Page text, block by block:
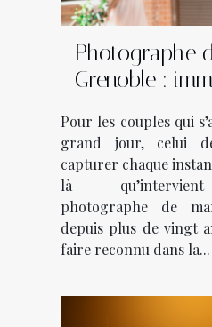
Photographe
Grenoble :
Pour les couples qui
grand jour, celui
capturer chaque
là
photographe de
depuis plus de vingt
faire reconnu dans la...